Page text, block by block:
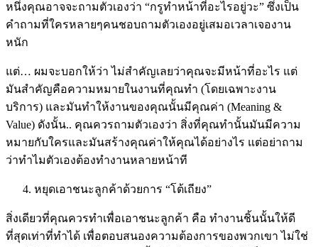
หนึ่งคุณอาจจะถามตัวเองว่า “กรูทำหน้าที่อะไรอยู่วะ” ซึ่งเป็น
คำถามที่ใครหลายๆคนชอบถามตัวเองอยู่เสมอเวลาเจองาน
หนัก
แต่… ผมจะบอกให้ว่า ไม่สำคัญเลยว่าคุณจะมีหน้าที่อะไร แต่
มันสำคัญคือความหมายในงานที่คุณทำ (โดยเฉพาะงาน
บริการ) และมันทำให้งานของคุณนั้นมีคุณค่า (Meaning &
Value) ดังนั้น.. คุณควรถามตัวเองว่า สิ่งที่คุณทำนั้นมันมีความ
หมายกับใครและมันสร้างคุณค่าให้คุณได้อย่างไร แต่อย่าถาม
ว่าทำไมตัวเองต้องทำงานหลายหน้าที
หยุดเอาชนะลูกค้าด้วยการ “โต้เถียง”
สิ่งเดียวที่คุณควรทำเพื่อเอาชนะลูกค้า คือ ทำงานชิ้นนั้นให้ดี
ที่สุดเท่าที่ทำได้ เพื่อตอบสนองความต้องการของพวกเขา ไม่ใช่